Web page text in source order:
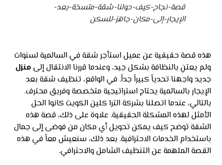
قصة-نجاح-كيف-حولنا-شقة-متسخة-بعد-
الإيجار-إلى-مكان-جاهز-للسكن
هذه قصة حقيقية عن عميل استأجر شقة في السالمية لسنوات
ولم يعتنِ بالنظافة بشكل جيد، وعندما قررنا الانتقال إلى منزل
جديد واجهنا تحدياً كبيراً جداً. في الواقع، تنظيف شقة بعد
الإيجار بالسالمية يحتاج استراتيجية متخصصة وفريق محترف.
بالتالي، عندما اتصلنا بشركة الترا كلين الكويت كانوا الحل
الأمثل لهذه المشكلة الحقيقية. علاوة على ذلك، قصة هذه
الشقة توضح كيف يمكن تحويل أي مكان من فوضى إلى جمال
باستخدام الخدمات الاحترافية. بعد ذلك، سنعيش معاً في هذه
القصة الملهمة عن التنظيف الشامل والاحترافي.